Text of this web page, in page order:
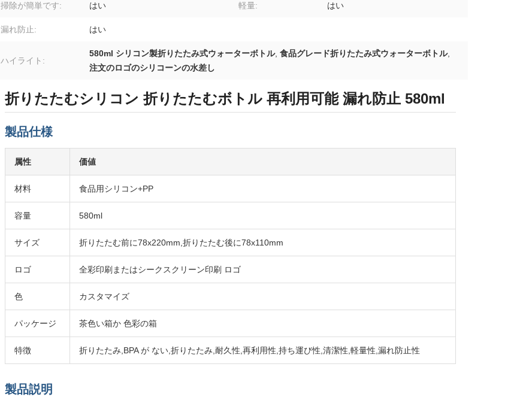
掃除が簡単です: はい 軽量: はい
漏れ防止: はい
ハイライト:
580ml シリコン製折りたたみ式ウォーターボトル, 食品グレード折りたたみ式ウォーターボトル,
注文のロゴのシリコーンの水差し
折りたたむシリコン 折りたたむボトル 再利用可能 漏れ防止 580ml
製品仕様
属性 価値
材料 食品用シリコン+PP
容量 580ml
サイズ 折りたたむ前に78x220mm,折りたたむ後に78x110mm
ロゴ 全彩印刷またはシークスクリーン印刷 ロゴ
色 カスタマイズ
パッケージ 茶色い箱か 色彩の箱
特徴 折りたたみ,BPA が ない,折りたたみ,耐久性,再利用性,持ち運び性,清潔性,軽量性,漏れ防止性
製品説明